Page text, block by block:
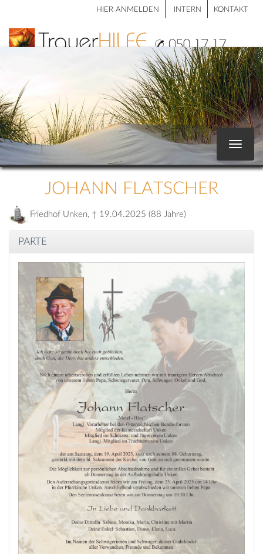
HIER ANMELDEN INTERN KONTAKT
Toggle
JOHANN FLATSCHER
Friedhof Unken, † 19.04.2025 (88 Jahre)
PARTE